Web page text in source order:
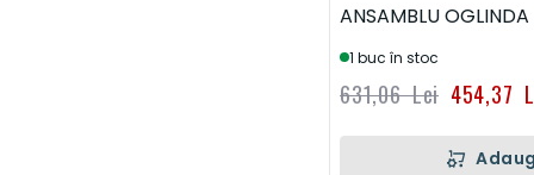
ANSAMBLU OGLINDA
1 buc în stoc
454,37
631,06 Lei